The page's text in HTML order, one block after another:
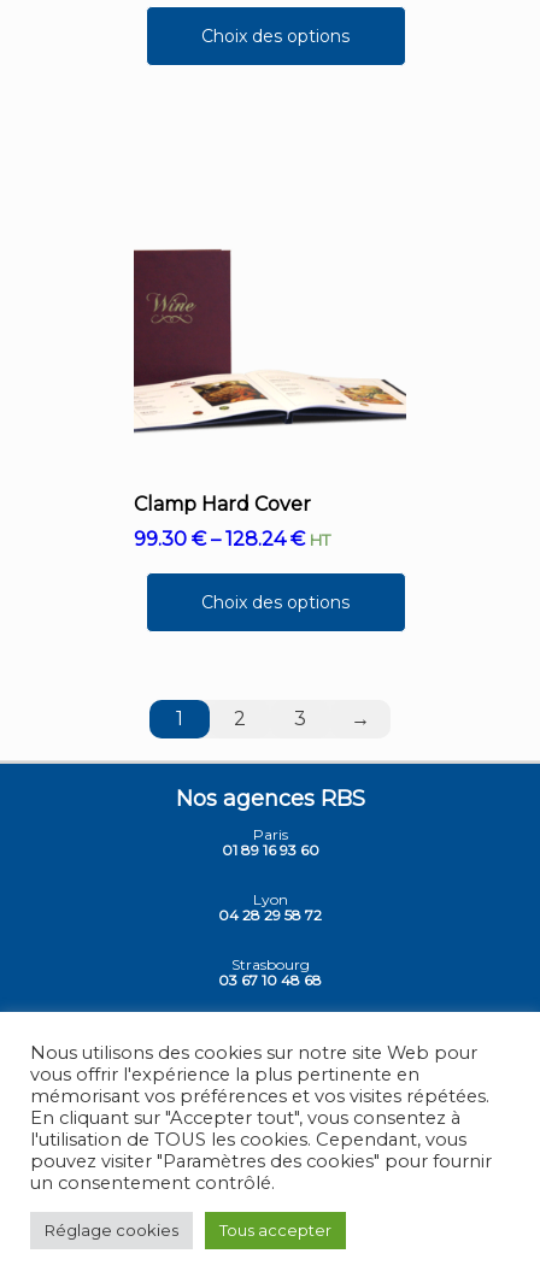
Choix des options
Clamp Hard Cover
99.30€–128.24€ HT
Choix des options
1 2 3 →
Nos agences RBS
Paris
01 89 16 93 60
Lyon
04 28 29 58 72
Strasbourg
03 67 10 48 68
03 84 78 30 30
© 2026 - RBS - France , Tous droits réservés.
Mentions légales
Nous utilisons des cookies sur notre site Web pour
vous offrir l'expérience la plus pertinente en
mémorisant vos préférences et vos visites répétées.
En cliquant sur "Accepter tout", vous consentez à
l'utilisation de TOUS les cookies. Cependant, vous
pouvez visiter "Paramètres des cookies" pour fournir
un consentement contrôlé.
Réglage cookies Tous accepter